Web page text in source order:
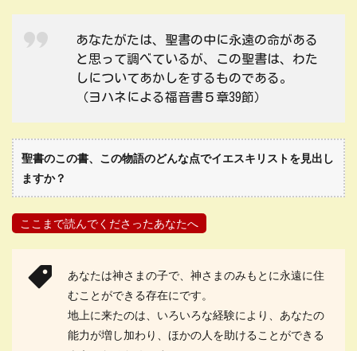
あなたがたは、聖書の中に永遠の命がある
と思って調べているが、この聖書は、わた
しについてあかしをするものである。
（ヨハネによる福音書５章39節）
聖書のこの書、この物語のどんな点でイエスキリストを見出し
ますか？
ここまで読んでくださったあなたへ
あなたは神さまの子で、神さまのみもとに永遠に住
むことができる存在にです。
地上に来たのは、いろいろな経験により、あなたの
能力が増し加わり、ほかの人を助けることができる